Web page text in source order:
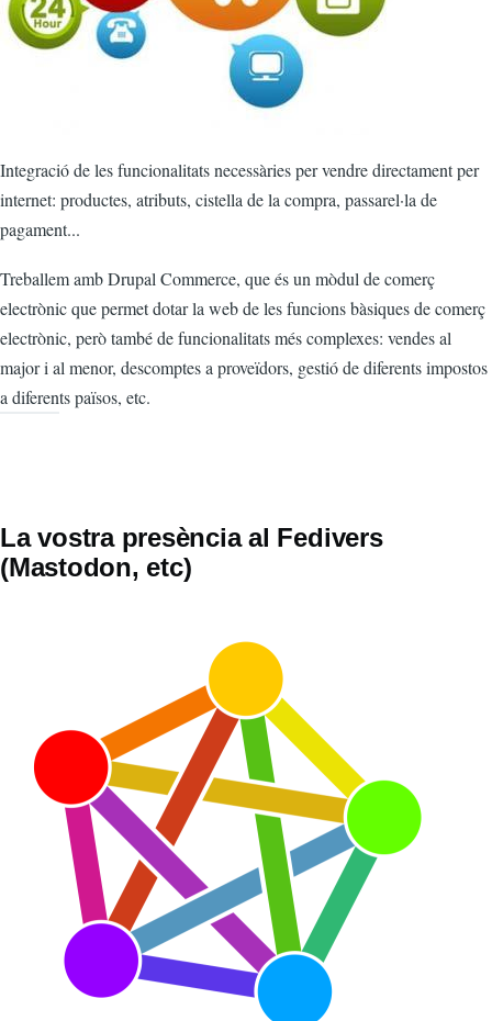
Integració de les funcionalitats necessàries per vendre directament per
internet: productes, atributs, cistella de la compra, passarel·la de
pagament...
Treballem amb Drupal Commerce, que és un mòdul de comerç
electrònic que permet dotar la web de les funcions bàsiques de comerç
electrònic, però també de funcionalitats més complexes: vendes al
major i al menor, descomptes a proveïdors, gestió de diferents impostos
a diferents països, etc.
La vostra presència al Fedivers
(Mastodon, etc)